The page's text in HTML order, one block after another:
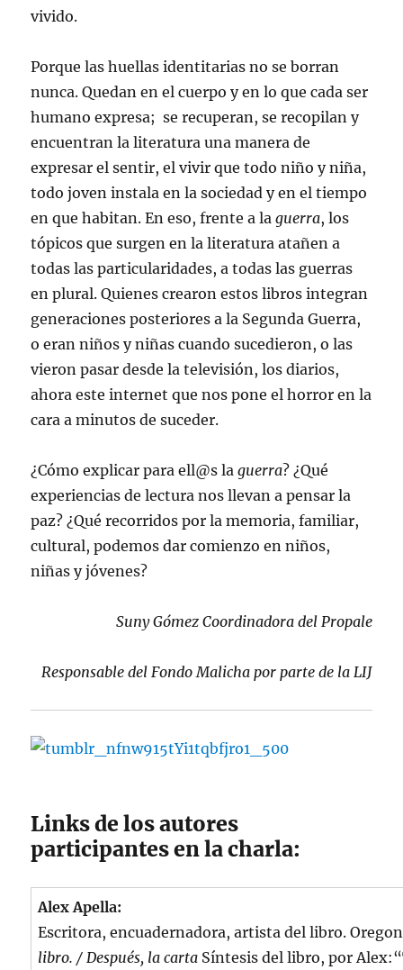
vivido.
Porque las huellas identitarias no se borran
nunca. Quedan en el cuerpo y en lo que cada ser
humano expresa; se recuperan, se recopilan y
encuentran la literatura una manera de
expresar el sentir, el vivir que todo niño y niña,
todo joven instala en la sociedad y en el tiempo
en que habitan. En eso, frente a laguerra, los
tópicos que surgen en la literatura atañen a
todas las particularidades, a todas las guerras
en plural. Quienes crearon estos libros integran
generaciones posteriores a la Segunda Guerra,
o eran niños y niñas cuando sucedieron, o las
vieron pasar desde la televisión, los diarios,
ahora este internet que nos pone el horror en la
cara a minutos de suceder.
¿Cómo explicar para ell@s laguerra? ¿Qué
experiencias de lectura nos llevan a pensar la
paz? ¿Qué recorridos por la memoria, familiar,
cultural, podemos dar comienzo en niños,
niñas y jóvenes?
Suny Gómez Coordinadora del Propale
Responsable del Fondo Malicha por parte de la LIJ
Links de los autores
participantes en la charla:
Alex Apella:
Escritora, encuadernadora, artista del libro.
libro. / Después, la carta Síntesis del libro, por